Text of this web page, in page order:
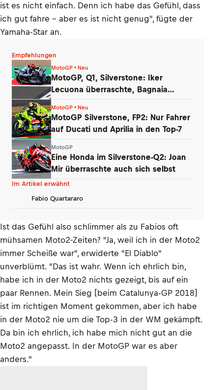
ist es nicht einfach. Denn ich habe das Gefühl, dass
ich gut fahre – aber es ist nicht genug", fügte der
Yamaha-Star an.
Empfehlungen
MotoGP • Neu
MotoGP, Q1, Silverstone: Iker
Lecuona überraschte, Bagnaia
MotoGP • Neu
MotoGP Silverstone, FP2: Nur Fahrer
auf Ducati und Aprilia in den Top-7
MotoGP
Eine Honda im Silverstone-Q2: Joan
Mir überraschte auch sich selbst
Im Artikel erwähnt
Fabio Quartararo
Ist das Gefühl also schlimmer als zu Fabios oft
mühsamen Moto2-Zeiten? "Ja, weil ich in der Moto2
immer Scheiße war", erwiderte "El Diablo"
unverblümt. "Das ist wahr. Wenn ich ehrlich bin,
habe ich in der Moto2 nichts gezeigt, bis auf ein
paar Rennen. Mein Sieg [beim Catalunya-GP 2018]
ist im richtigen Moment gekommen, aber ich habe
in der Moto2 nie um die Top-3 in der WM gekämpft.
Da bin ich ehrlich, ich habe mich nicht gut an die
Moto2 angepasst. In der MotoGP war es aber
anders."